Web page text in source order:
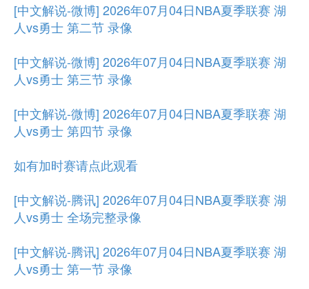
[中文解说-微博] 2026年07月04日NBA夏季联赛 湖
人vs勇士 第二节 录像
[中文解说-微博] 2026年07月04日NBA夏季联赛 湖
人vs勇士 第三节 录像
[中文解说-微博] 2026年07月04日NBA夏季联赛 湖
人vs勇士 第四节 录像
如有加时赛请点此观看
[中文解说-腾讯] 2026年07月04日NBA夏季联赛 湖
人vs勇士 全场完整录像
[中文解说-腾讯] 2026年07月04日NBA夏季联赛 湖
人vs勇士 第一节 录像